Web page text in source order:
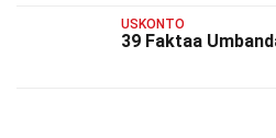
USKONTO
39 Faktaa